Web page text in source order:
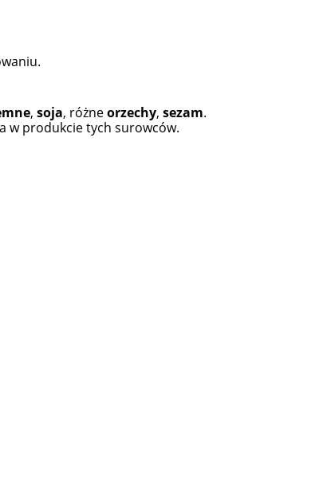
, soja, różneorzechy, sezam.
w produkcie tych surowców.